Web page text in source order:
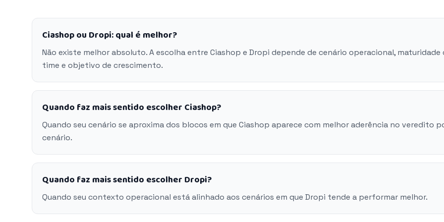
Ciashop ou Dropi: qual é melhor?
Não existe melhor absoluto. A escolha entre Ciashop e Dropi depende de cenário operacional, maturidade
time e objetivo de crescimento.
Quando faz mais sentido escolher Ciashop?
Quando seu cenário se aproxima dos blocos em que Ciashop aparece com melhor aderência no veredito
cenário.
Quando faz mais sentido escolher Dropi?
Quando seu contexto operacional está alinhado aos cenários em que Dropi tende a performar melhor.